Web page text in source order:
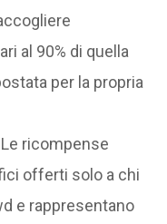
al 90% di quella
per la propria
ricompense
offerti solo a chi
e rappresentano